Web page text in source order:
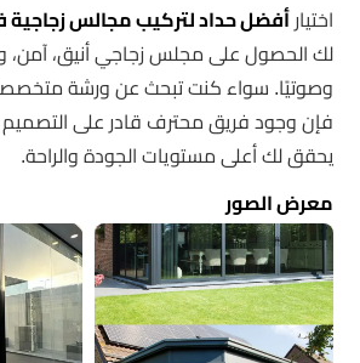
اختيارأفضل حداد لتركيب مجالس زجاجية
لك الحصول على مجلس زجاجي أنيق، آمن،
وصوتيًا. سواء كنت تبحث عن ورشة
فإن وجود فريق محترف قادر على التصميم
يحقق لك أعلى مستويات الجودة والراحة.
معرض الصور